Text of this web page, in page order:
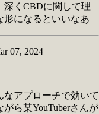
深くCBDに関して理
形になるといいなあ
07, 2024
アプローチで効いて
ら某YouTuberさんが